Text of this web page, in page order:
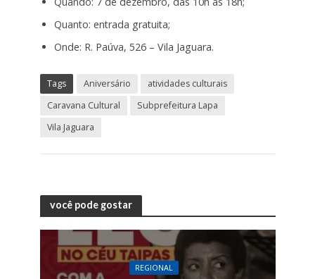
Quanto: entrada gratuita;
Onde: R. Paúva, 526 – Vila Jaguara.
Tags Aniversário
atividades culturais
Caravana Cultural
Subprefeitura Lapa
Vila Jaguara
você pode gostar
REGIONAL